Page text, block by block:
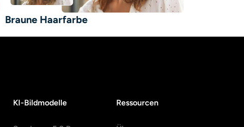
Braune Haarfarbe
KI-Bildmodelle Ressourcen